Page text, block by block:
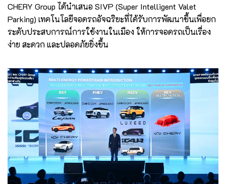
CHERY Group ได้นำเสนอ SIVP (Super Intelligent Valet
Parking) เทคโนโลยีจอดรถอัจฉริยะที่ได้รับการพัฒนาขึ้นเพื่อยก
ระดับประสบการณ์การใช้งานในเมือง ให้การจอดรถเป็นเรื่อง
ง่าย สะดวก และปลอดภัยยิ่งขึ้น